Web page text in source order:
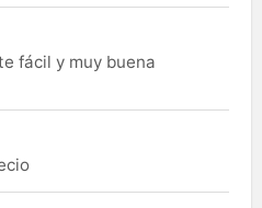
fácil y muy buena